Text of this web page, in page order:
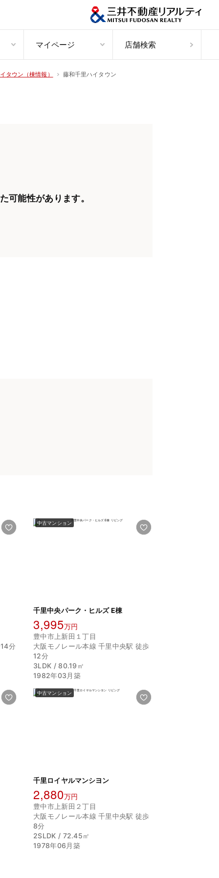
マイページ 店舗検索
タウン（棟情報） 藤和千里ハイタウン
可能性があります。
分
中古マンション
千里中央パーク・ヒルズ E棟
3,995万円
豊中市上新田１丁目
大阪モノレール本線 千里中央駅 徒歩
12分
3LDK / 80.19㎡
1982年03月築
中古マンション
千里ロイヤルマンシヨン
2,880万円
豊中市上新田２丁目
大阪モノレール本線 千里中央駅 徒歩
8分
2SLDK / 72.45㎡
1978年06月築